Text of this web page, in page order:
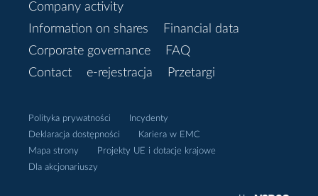
2019
Grudzień
Październik
Company activity
Information on shares
Financial data
Corporate governance
FAQ
Contact
e-rejestracja Przetargi
Polityka prywatności
Incydenty
Deklaracja dostępności
Kariera w EMC
Mapa strony
Projekty UE i dotacje krajowe
Dla akcjonariuszy